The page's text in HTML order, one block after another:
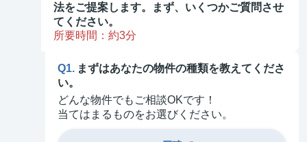
法をご提案します。まず、いくつかご質問させ
てください。
所要時間：約3分
Q1. まずはあなたの物件の種類を教えてくださ
い。
どんな物件でもご相談OKです！
当てはまるものをお選びください。